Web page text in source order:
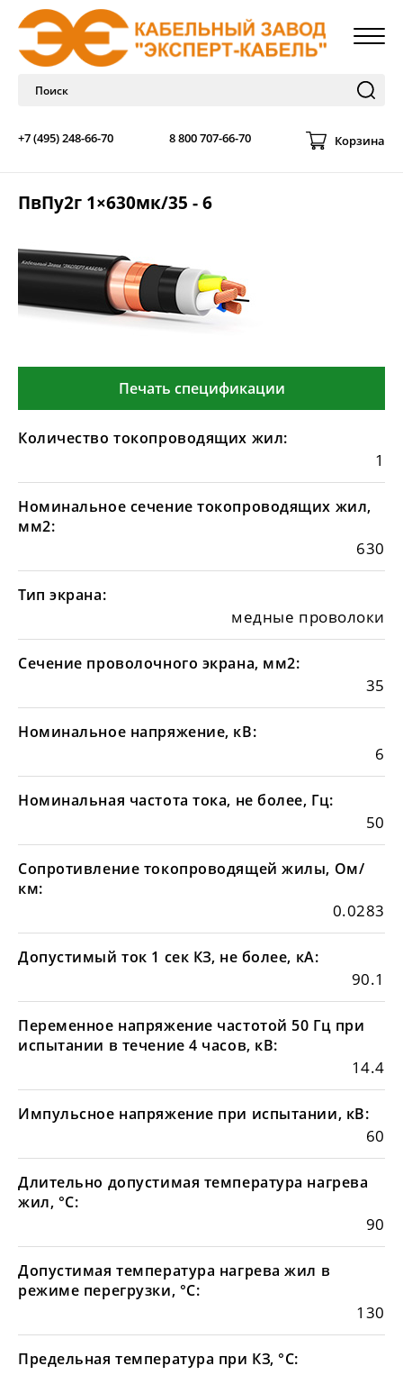
+7 (495) 248-66-70 8 800 707-66-70 Корзина
ПвПу2г 1×630мк/35 - 6
Печать спецификации
Количество токопроводящих жил:
1
Номинальное сечение токопроводящих жил,
мм2:
630
Тип экрана:
медные проволоки
Сечение проволочного экрана, мм2:
35
Номинальное напряжение, кВ:
6
Номинальная частота тока, не более, Гц:
50
Сопротивление токопроводящей жилы, Ом/
км:
0.0283
Допустимый ток 1 сек КЗ, не более, кА:
90.1
Переменное напряжение частотой 50 Гц при
испытании в течение 4 часов, кВ:
14.4
Импульсное напряжение при испытании, кВ:
60
Длительно допустимая температура нагрева
жил, °С:
90
Допустимая температура нагрева жил в
режиме перегрузки, °С:
130
Предельная температура при КЗ, °С: